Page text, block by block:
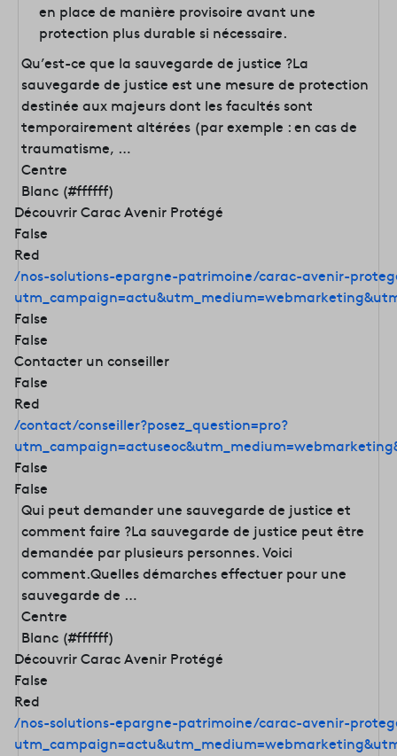
en place de manière provisoire avant une
protection plus durable si nécessaire.
Qu’est-ce que la sauvegarde de justice ?La
sauvegarde de justice est une mesure de protection
destinée aux majeurs dont les facultés sont
temporairement altérées (par exemple : en cas de
traumatisme, …
Centre
Blanc (#ffffff)
Découvrir Carac Avenir Protégé
False
Red
/nos-solutions-epargne-patrimoine/carac-avenir-
False
False
Contacter un conseiller
False
Red
/contact/conseiller?posez_question=pro?
False
False
Qui peut demander une sauvegarde de justice et
comment faire ?La sauvegarde de justice peut être
demandée par plusieurs personnes. Voici
comment.Quelles démarches effectuer pour une
sauvegarde de …
Centre
Blanc (#ffffff)
Découvrir Carac Avenir Protégé
False
Red
/nos-solutions-epargne-patrimoine/carac-avenir-